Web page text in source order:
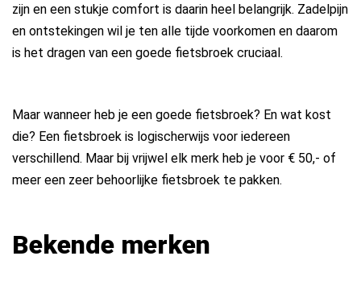
zijn en een stukje comfort is daarin heel belangrijk. Zadelpijn
en ontstekingen wil je ten alle tijde voorkomen en daarom
is het dragen van een goede fietsbroek cruciaal.
Maar wanneer heb je een goede fietsbroek? En wat kost
die? Een fietsbroek is logischerwijs voor iedereen
verschillend. Maar bij vrijwel elk merk heb je voor € 50,- of
meer een zeer behoorlijke fietsbroek te pakken.
Bekende merken